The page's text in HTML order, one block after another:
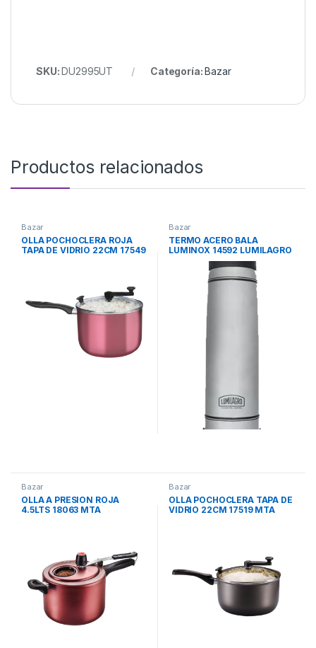
SKU:DU2995UT Categoría:Bazar
Productos relacionados
Bazar
OLLA POCHOCLERA ROJA
TAPA DE VIDRIO 22CM 17549
Bazar
TERMO ACERO BALA
LUMINOX 14592 LUMILAGRO
Bazar
OLLA A PRESION ROJA
4.5LTS 18063 MTA
Bazar
OLLA POCHOCLERA TAPA DE
VIDRIO 22CM 17519 MTA